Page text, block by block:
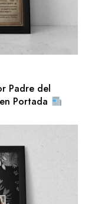
Padre del
Portada